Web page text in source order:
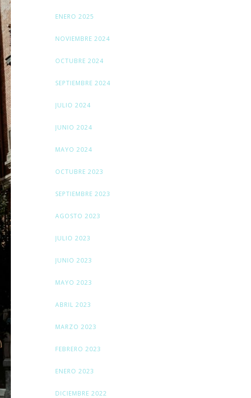
ENERO 2025
NOVIEMBRE 2024
OCTUBRE 2024
SEPTIEMBRE 2024
JULIO 2024
JUNIO 2024
MAYO 2024
OCTUBRE 2023
SEPTIEMBRE 2023
AGOSTO 2023
JULIO 2023
JUNIO 2023
MAYO 2023
ABRIL 2023
MARZO 2023
FEBRERO 2023
ENERO 2023
DICIEMBRE 2022